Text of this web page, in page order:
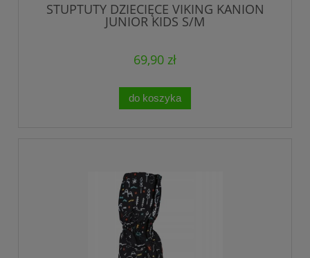
STUPTUTY DZIECIĘCE VIKING KANION
JUNIOR KIDS S/M
69,90 zł
do koszyka